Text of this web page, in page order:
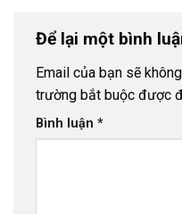
Để lại một bình
Email của bạn sẽ
trường bắt buộc được
Bình luận *